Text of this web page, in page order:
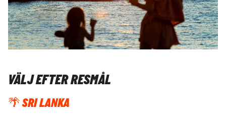
VÄLJ EFTER RESMÅL
🌴 SRI LANKA